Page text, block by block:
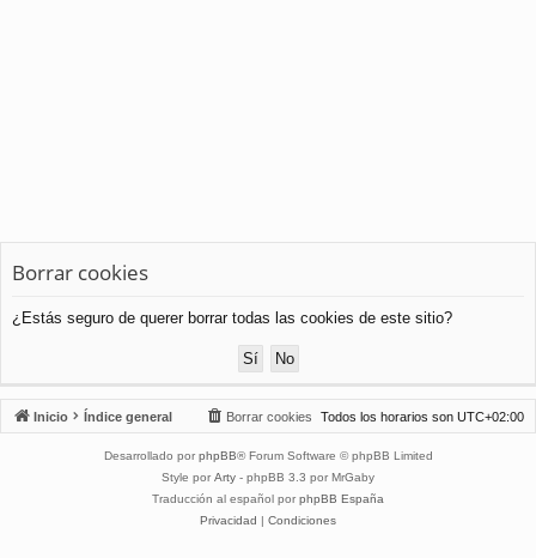
Borrar cookies
¿Estás seguro de querer borrar todas las cookies de este sitio?
Inicio Índice general Todos los horarios son UTC+02:00
Borrar cookies
Desarrollado por phpBB® Forum Software © phpBB Limited
Style por Arty - phpBB 3.3 por MrGaby
Traducción al español por phpBB España
Privacidad | Condiciones